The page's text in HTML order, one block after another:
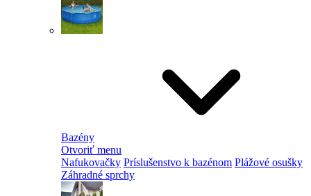
Bazény
Otvoriť menu
Nafukovačky Príslušenstvo k bazénom Plážové osušky
Záhradné sprchy